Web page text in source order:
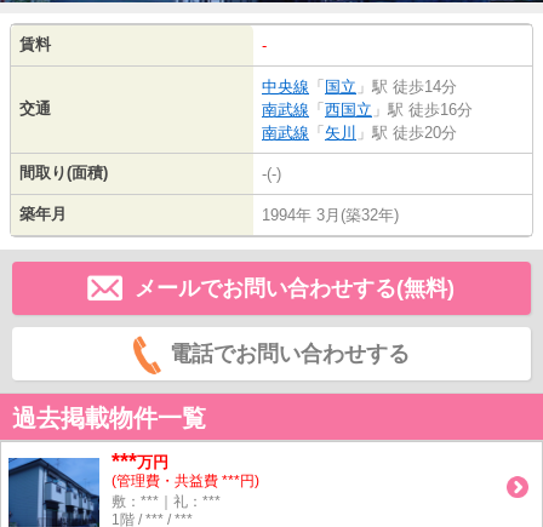
賃料 -
交通
中央線 「 国立 」駅 徒歩14分
南武線 「 西国立 」駅 徒歩16分
南武線 「 矢川 」駅 徒歩20分
間取り(面積) -(-)
築年月 1994年 3月(築32年)
メールでお問い合わせする(無料)
電話でお問い合わせする
過去掲載物件一覧
***万円
(管理費・共益費 ***円)
敷：***｜礼：***
1階 / *** / ***